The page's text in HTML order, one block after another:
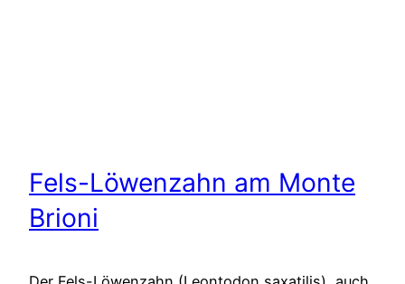
Fels-Löwenzahn am Monte
Brioni